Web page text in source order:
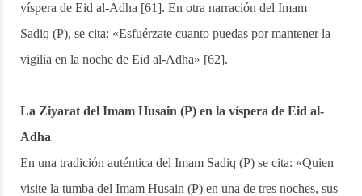
víspera de Eid al-Adha [61]. En otra narración del Imam
Sadiq (P), se cita: «Esfuérzate cuanto puedas por mantener la
vigilia en la noche de Eid al-Adha» [62].
La Ziyarat del Imam Husain (P) en la víspera de Eid al-
Adha
En una tradición auténtica del Imam Sadiq (P) se cita: «Quien
visite la tumba del Imam Husain (P) en una de tres noches, sus